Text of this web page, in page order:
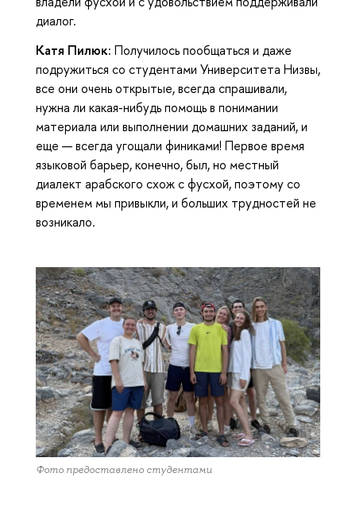
диалог.
Катя Пилюк: Получилось пообщаться и даже
подружиться со студентами Университета Низвы,
все они очень открытые, всегда спрашивали,
нужна ли какая-нибудь помощь в понимании
материала или выполнении домашних заданий, и
еще — всегда угощали финиками! Первое время
языковой барьер, конечно, был, но местный
диалект арабского схож с фусхой, поэтому со
временем мы привыкли, и больших трудностей не
возникало.
Фото предоставлено студентами